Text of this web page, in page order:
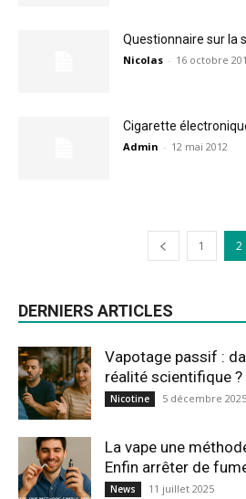
Questionnaire sur la
Nicolas - 16 octobre
Cigarette
Admin - 12 mai 2012
1 2
DERNIERS ARTICLES
Vapotage passif :
réalité scientifique ?
Nicotine 5 décembre 2025
La vape une
Enfin arrêter de
News 11 juillet 2025